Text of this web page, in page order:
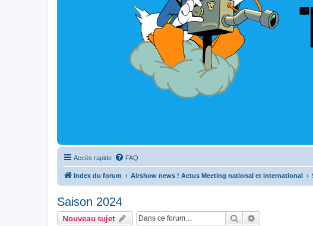
Accès rapide FAQ
Index du forum Airshow news ! Actus Meeting national et international
Saison 2024
Nouveau sujet Rechercher